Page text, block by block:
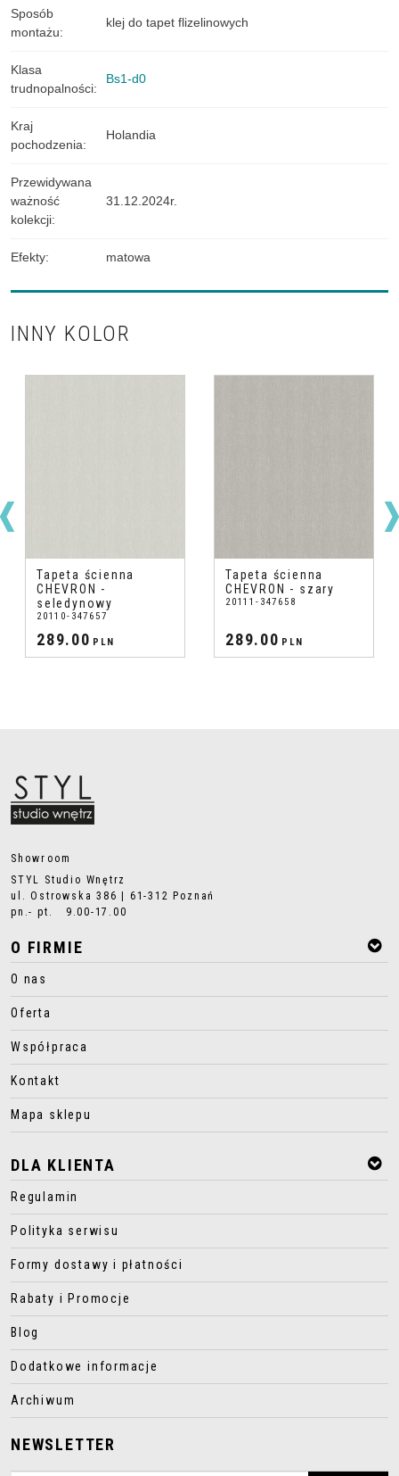
Sposób
montażu:
klej do tapet flizelinowych
Klasa
trudnopalności:
Bs1-d0
Kraj
pochodzenia:
Holandia
Przewidywana
ważność
kolekcji:
31.12.2024r.
Efekty: matowa
INNY KOLOR
Tapeta ścienna
CHEVRON -
seledynowy
20110-347657
289.00 PLN
Tapeta ścienna
CHEVRON - szary
20111-347658
289.00 PLN
Showroom
STYL Studio Wnętrz
ul. Ostrowska 386 | 61-312 Poznań
pn.- pt. 9.00-17.00
O FIRMIE
O nas
Oferta
Współpraca
Kontakt
Mapa sklepu
DLA KLIENTA
Regulamin
Polityka serwisu
Formy dostawy i płatności
Rabaty i Promocje
Blog
Dodatkowe informacje
Archiwum
NEWSLETTER